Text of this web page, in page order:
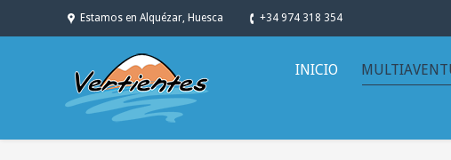
Estamos en Alquézar, Huesca +34 974 318 354
INICIO